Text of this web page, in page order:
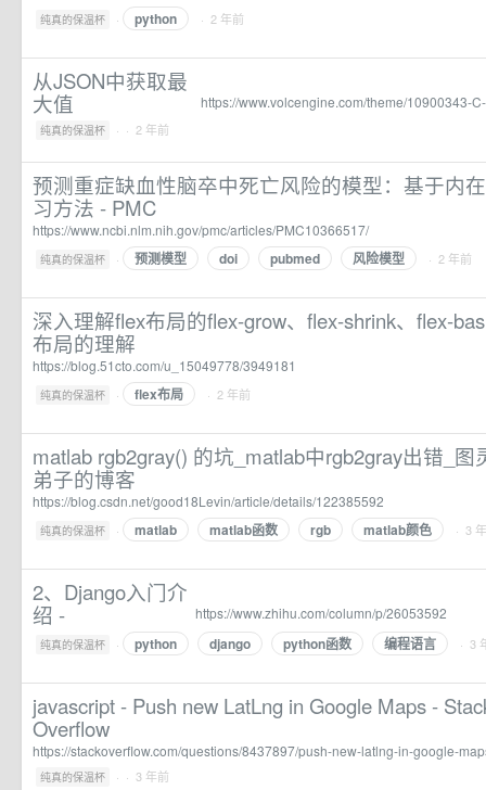
纯真的保温杯 · python · 2 年前
从JSON中获取最
大值
https://www.volcengine.com/theme/10900343-
纯真的保温杯 · · 2 年前
预测重症缺血性脑卒中死亡风险的模型：基于内
习方法 - PMC
https://www.ncbi.nlm.nih.gov/pmc/articles/PMC10366517/
纯真的保温杯 · 预测模型 doi pubmed 风险模型 · 2 年前
深入理解flex布局的flex-grow、flex-shrink、flex-
布局的理解
https://blog.51cto.com/u_15049778/3949181
纯真的保温杯 · flex布局 · 2 年前
matlab rgb2gray() 的坑_matlab中rgb2gray出错_
弟子的博客
https://blog.csdn.net/good18Levin/article/details/122385592
纯真的保温杯 · matlab matlab函数 rgb matlab颜色 · 3
2、Django入门介
绍 -
https://www.zhihu.com/column/p/26053592
纯真的保温杯 · python django python函数 编程语言 · 3
javascript - Push new LatLng in Google Maps -
Overflow
https://stackoverflow.com/questions/8437897/push-new-latlng-in-google-
纯真的保温杯 · · 3 年前